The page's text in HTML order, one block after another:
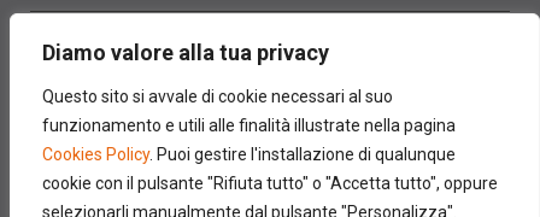
Diamo valore alla tua privacy
Questo sito si avvale di cookie necessari al suo
funzionamento e utili alle finalità illustrate nella pagina
Cookies Policy. Puoi gestire l'installazione di qualunque
cookie con il pulsante "Rifiuta tutto" o "Accetta tutto", oppure
selezionarli manualmente dal pulsante "Personalizza".
Cookie policy
Contatti